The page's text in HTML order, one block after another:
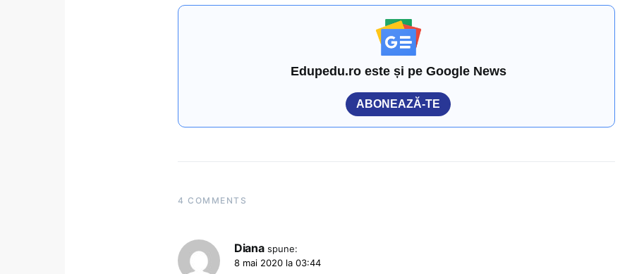
Edupedu.ro este și pe Google News
ABONEAZĂ-TE
4 COMMENTS
Diana spune:
8 mai 2020 la 03:44